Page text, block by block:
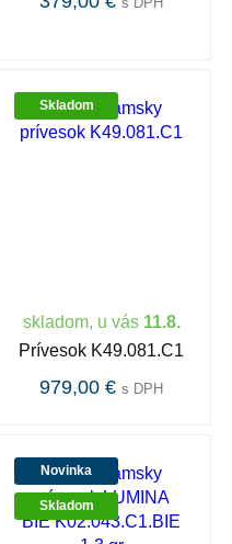
Skladom
skladom, u vás 11.8.
Prívesok K49.081.C1
979,00 € s DPH
Novinka
Skladom